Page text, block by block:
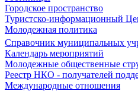
Городское пространство
Туристско-информационный
Молодежная политика
Справочник муниципальных
Календарь мероприятий
Молодежные общественные
Реестр НКО - получателей
Международные отношения